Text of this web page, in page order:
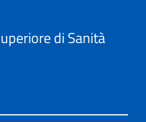
di Sanità